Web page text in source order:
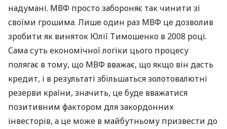
надумані. МВФ просто забороняє так чинити зі
своїми грошима. Лише один раз МВФ це дозволив
зробити як виняток Юлії Тимошенко в 2008 році.
Сама суть економічної логіки цього процесу
полягає в тому, що МВФ вважає, що якщо він дасть
кредит, і в результаті збільшаться золотовалютні
резерви країни, значить, це буде вважатися
позитивним фактором для закордонних
інвесторів, а це може в майбутньому призвести до